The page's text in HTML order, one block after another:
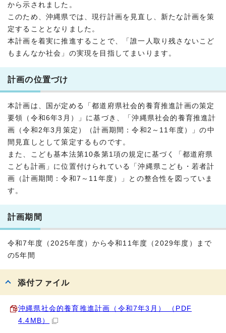
から示されました。
このため、沖縄県では、現行計画を見直し、新たな計画を策
定することとなりました。
本計画を着実に推進することで、「誰一人取り残さないこど
もまんなか社会」の実現を目指してまいります。
計画の位置づけ
本計画は、国が定める「都道府県社会的養育推進計画の策定
要領（令和6年3月）」に基づき、「沖縄県社会的養育推進計
画（令和2年3月策定）（計画期間：令和2～11年度）」の中
間見直しとして策定するものです。
また、こども基本法第10条第1項の規定に基づく「都道府県
こども計画」に位置付けられている「沖縄県こども・若者計
画（計画期間：令和7～11年度）」との整合性を図っていま
す。
計画期間
令和7年度（2025年度）から令和11年度（2029年度）まで
の5年間
添付ファイル
沖縄県社会的養育推進計画（令和7年3月） （PDF
4.4MB）